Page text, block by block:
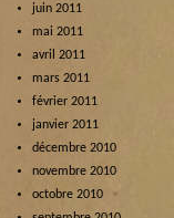
juin 2011
mai 2011
avril 2011
mars 2011
février 2011
janvier 2011
décembre 2010
novembre 2010
octobre 2010